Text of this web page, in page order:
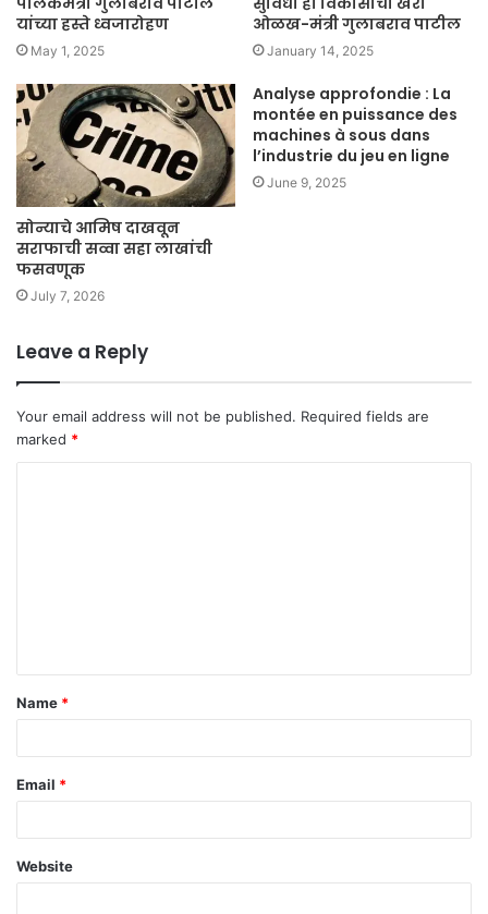
यांच्या हस्ते ध्वजारोहण
May 1, 2025
ओळख-मंत्री गुलाबराव पाटील
January 14, 2025
सोन्याचे आमिष दाखवून
सराफाची सव्वा सहा लाखांची
फसवणूक
July 7, 2026
Analyse approfondie : La
montée en puissance des
machines à sous dans
l’industrie du jeu en ligne
June 9, 2025
Leave a Reply
Your email address will not be published. Required fields are
marked *
t
*
Name *
Email *
Website